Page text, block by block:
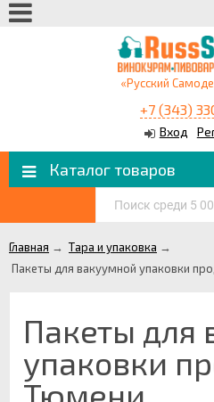
«Русский
+7 (343)
Вход
Каталог товаров
Главная → Тара и упаковка →
Пакеты для вакуумной упаковки
Пакеты для
упаковки
Тюмени